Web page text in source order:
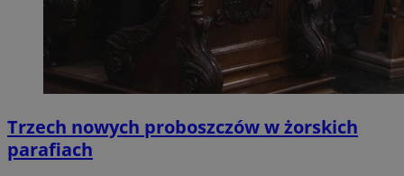
Trzech nowych proboszczów w żorskich
parafiach